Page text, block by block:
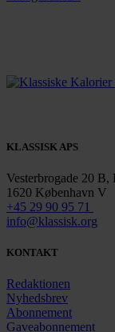
KLASSISK APS
Vesterbrogade 20 B,
1620 København V
+45 29 90 95 71
info@klassisk.org
KONTAKT
Redaktionen
Nyhedsbrev
Abonnement
Gaveabonnement